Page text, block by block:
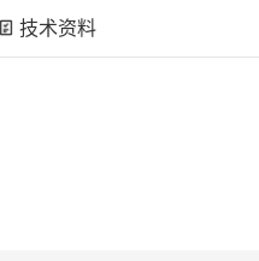
技术资料